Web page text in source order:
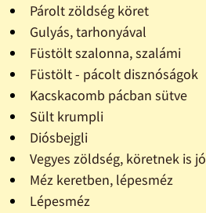
Párolt zöldség köret
Gulyás, tarhonyával
Füstölt szalonna, szalámi
Füstölt - pácolt disznóságok
Kacskacomb pácban sütve
Sült krumpli
Diósbejgli
Vegyes zöldség, köretnek is jó
Méz keretben, lépesméz
Lépesméz